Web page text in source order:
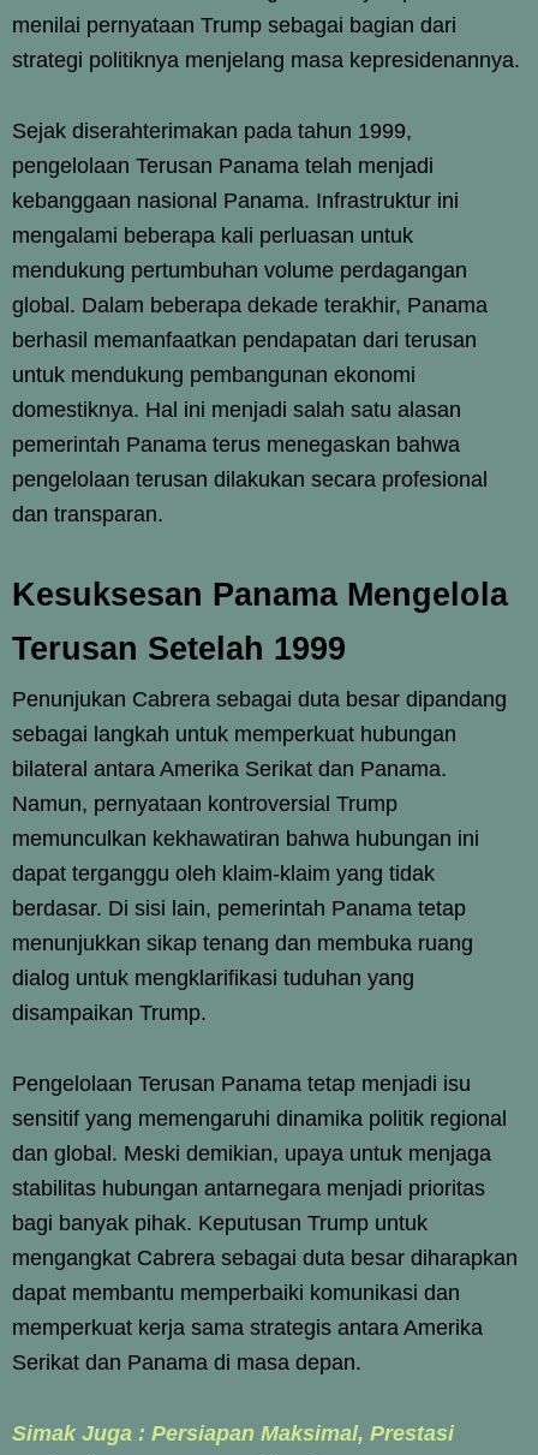
menilai pernyataan Trump sebagai bagian dari
strategi politiknya menjelang masa kepresidenannya.
Sejak diserahterimakan pada tahun 1999,
pengelolaan Terusan Panama telah menjadi
kebanggaan nasional Panama. Infrastruktur ini
mengalami beberapa kali perluasan untuk
mendukung pertumbuhan volume perdagangan
global. Dalam beberapa dekade terakhir, Panama
berhasil memanfaatkan pendapatan dari terusan
untuk mendukung pembangunan ekonomi
domestiknya. Hal ini menjadi salah satu alasan
pemerintah Panama terus menegaskan bahwa
pengelolaan terusan dilakukan secara profesional
dan transparan.
Kesuksesan Panama Mengelola
Terusan Setelah 1999
Penunjukan Cabrera sebagai duta besar dipandang
sebagai langkah untuk memperkuat hubungan
bilateral antara Amerika Serikat dan Panama.
Namun, pernyataan kontroversial Trump
memunculkan kekhawatiran bahwa hubungan ini
dapat terganggu oleh klaim-klaim yang tidak
berdasar. Di sisi lain, pemerintah Panama tetap
menunjukkan sikap tenang dan membuka ruang
dialog untuk mengklarifikasi tuduhan yang
disampaikan Trump.
Pengelolaan Terusan Panama tetap menjadi isu
sensitif yang memengaruhi dinamika politik regional
dan global. Meski demikian, upaya untuk menjaga
stabilitas hubungan antarnegara menjadi prioritas
bagi banyak pihak. Keputusan Trump untuk
mengangkat Cabrera sebagai duta besar diharapkan
dapat membantu memperbaiki komunikasi dan
memperkuat kerja sama strategis antara Amerika
Serikat dan Panama di masa depan.
Simak Juga : Persiapan Maksimal, Prestasi